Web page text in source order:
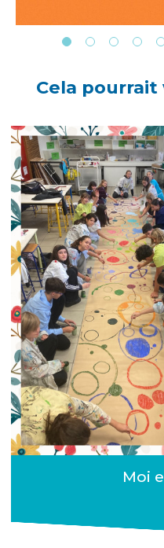
Cela pourrait
Moi